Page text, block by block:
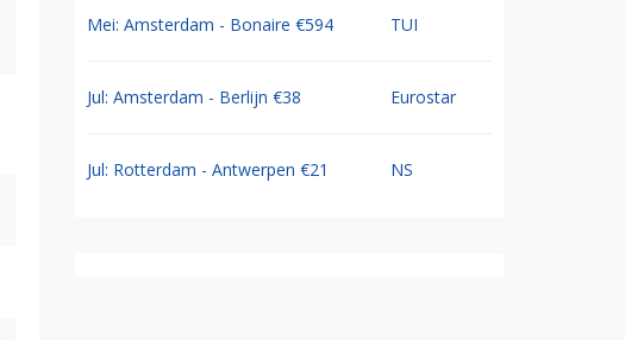
Mei: Amsterdam - Bonaire €594 TUI
Jul: Amsterdam - Berlijn €38 Eurostar
Jul: Rotterdam - Antwerpen €21 NS